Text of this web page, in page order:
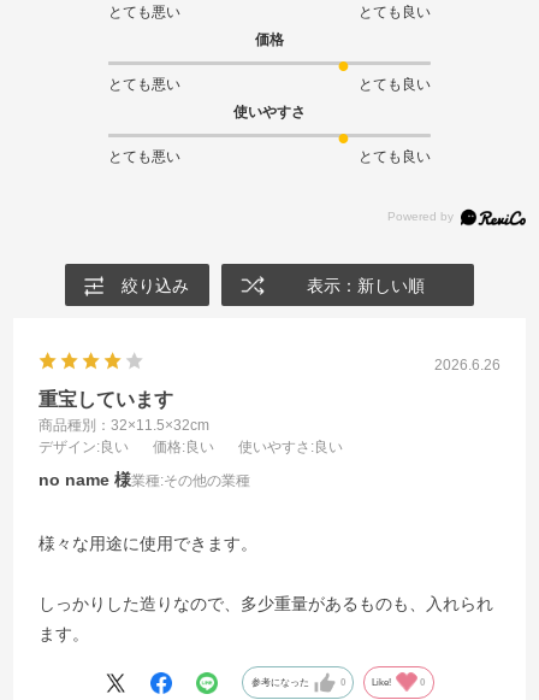
とても悪い
とても良い
価格
とても悪い
とても良い
使いやすさ
とても悪い とても良い
絞り込み 表示：新しい順
2026.6.26
重宝しています
商品種別：32×11.5×32cm
デザイン:良い 価格:良い 使いやすさ :良い
no name 業種:その他の業種
様々な用途に使用できます。
しっかりした造りなので、多少重量があるものも、入れられ
ます。
参考になった 0 Like! 0